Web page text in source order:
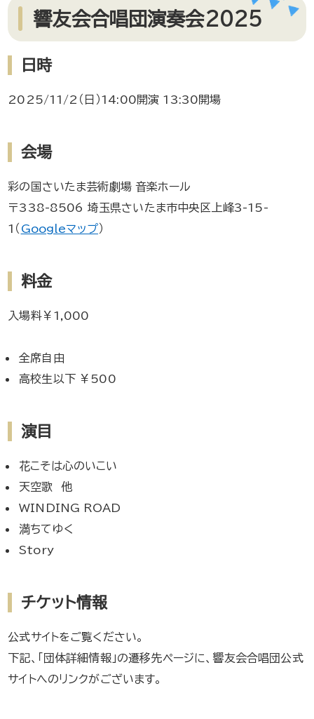
響友会合唱団演奏会2025
日時
2025/11/2（日）14:00開演 13:30開場
会場
彩の国さいたま芸術劇場 音楽ホール
〒338-8506 埼玉県さいたま市中央区上峰3-15-
1（ Googleマップ）
料金
入場料￥1,000
全席自由
高校生以下 ￥500
演目
花こそは心のいこい
天空歌 他
WINDING ROAD
満ちてゆく
Story
チケット情報
公式サイトをご覧ください。
下記、「団体詳細情報」の遷移先ページに、響友会合唱団公式
サイトへのリンクがございます。